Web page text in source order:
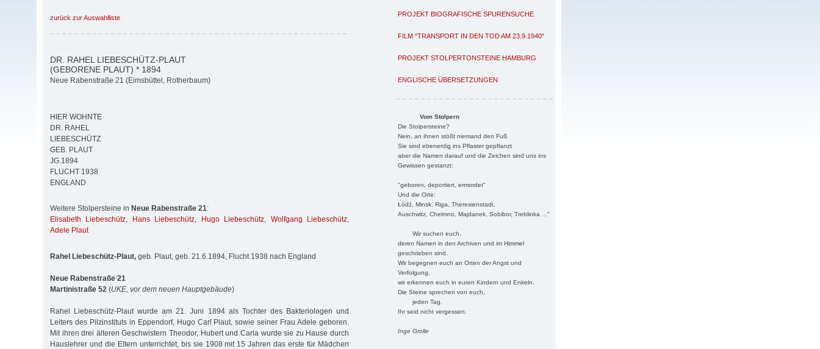
PROJEKT BIOGRAFISCHE SPURENSUCHE
FILM "TRANSPORT IN DEN TOD AM 23.9.1940"
PROJEKT STOLPERTONSTEINE HAMBURG
ENGLISCHE ÜBERSETZUNGEN
Vom Stolpern
Die Stolpersteine?
Nein, an ihnen stößt niemand den Fuß
Sie sind ebenerdig ins Pflaster gepflanzt
aber die Namen darauf und die Zeichen sind uns ins
Gewissen gestanzt:
"geboren, deportiert, ermordet"
Und die Orte:
Łódź, Minsk, Riga, Theresienstadt,
Auschwitz, Chelmno, Majdanek, Sobibor, Treblinka ..."
Wir suchen euch,
deren Namen in den Archiven und im Himmel
geschrieben sind.
Wir begegnen euch an Orten der Angst und
Verfolgung,
wir erkennen euch in euren Kindern und Enkeln.
Die Steine sprechen von euch,
jeden Tag.
Ihr seid nicht vergessen.
Inge Grolle
zurück zur Auswahlliste
DR. RAHEL LIEBESCHÜTZ-PLAUT
(GEBORENE PLAUT) * 1894
Neue Rabenstraße 21 (Eimsbüttel, Rotherbaum)
HIER WOHNTE
DR. RAHEL
LIEBESCHÜTZ
GEB. PLAUT
JG.1894
FLUCHT 1938
ENGLAND
Weitere Stolpersteine in Neue Rabenstraße 21:
Elisabeth Liebeschütz, Hans Liebeschütz, Hugo Liebeschütz, Wolfgang Liebeschütz,
Adele Plaut
Rahel Liebeschütz-Plaut, geb. Plaut, geb. 21.6.1894, Flucht 1938 nach England
Neue Rabenstraße 21
Martinistraße 52 (UKE, vor dem neuen Hauptgebäude)
Rahel Liebeschütz-Plaut wurde am 21. Juni 1894 als Tochter des Bakteriologen und
Leiters des Pilzinstituts in Eppendorf, Hugo Carl Plaut, sowie seiner Frau Adele geboren.
Mit ihren drei älteren Geschwistern Theodor, Hubert und Carla wurde sie zu Hause durch
Hauslehrer und die Eltern unterrichtet, bis sie 1908 mit 15 Jahren das erste für Mädchen